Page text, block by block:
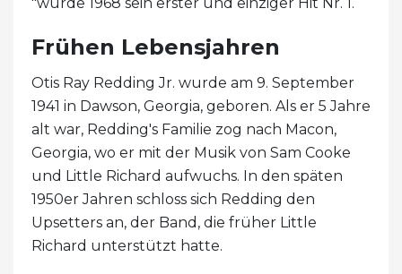
Frühen Lebensjahren
Otis Ray Redding Jr. wurde am 9. September
1941 in Dawson, Georgia, geboren. Als er 5 Jahre
alt war, Redding's Familie zog nach Macon,
Georgia, wo er mit der Musik von Sam Cooke
und Little Richard aufwuchs. In den späten
1950er Jahren schloss sich Redding den
Upsetters an, der Band, die früher Little
Richard unterstützt hatte.